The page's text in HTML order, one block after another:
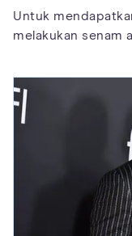
Untuk
melakukan senam